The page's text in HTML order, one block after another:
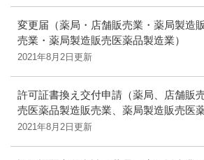
変更届（薬局・店舗販売業・薬局製造
売業・薬局製造販売医薬品製造業）
2021年8月2日更新
許可証書換え交付申請（薬局、店舗販
売医薬品製造販売業、薬局製造販売医
2021年8月2日更新